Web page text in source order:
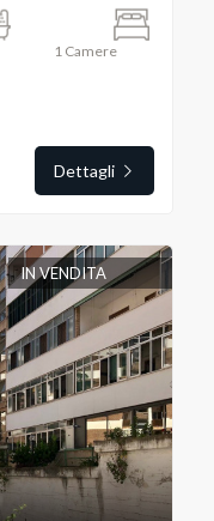
1Camere
Dettagli
IN VENDITA